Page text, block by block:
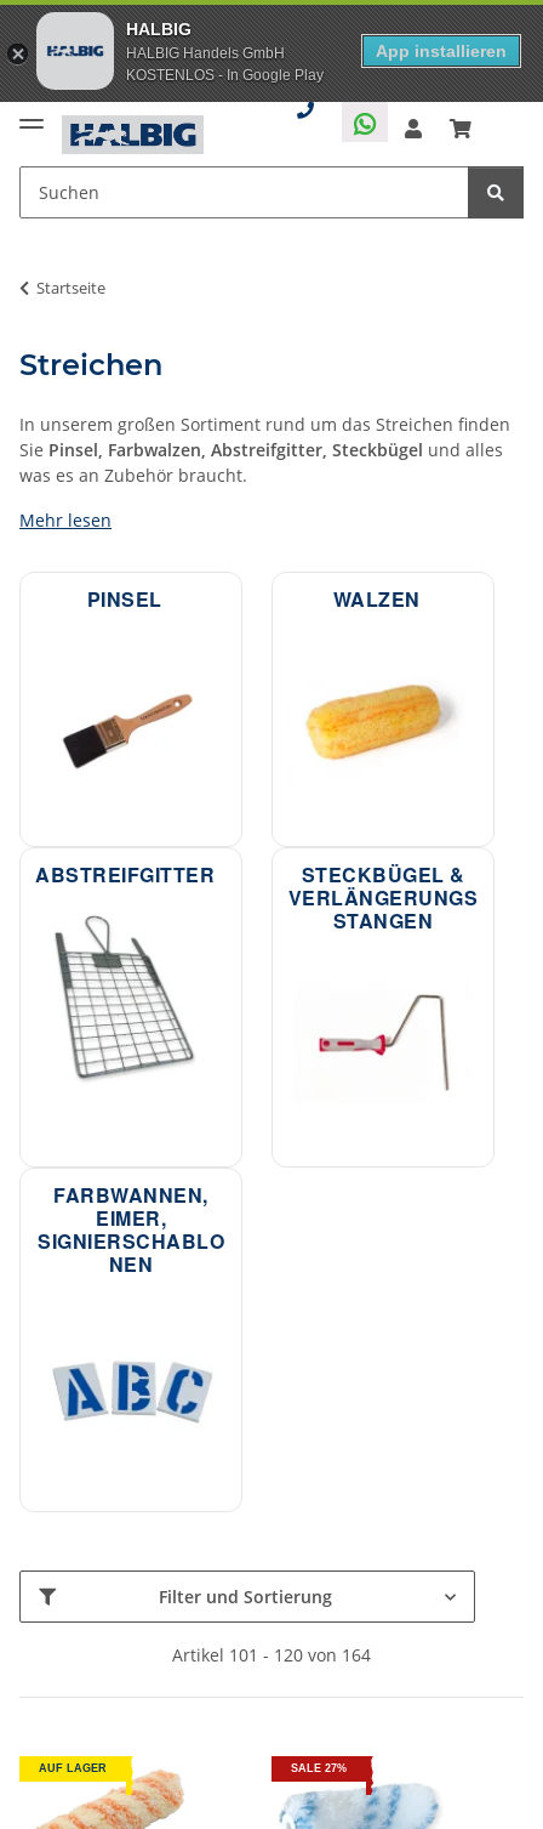
HALBIG
HALBIG Handels GmbH
KOSTENLOS - In Google Play
App installieren
Startseite
Streichen
In unserem großen Sortiment rund um das Streichen finden
Sie Pinsel, Farbwalzen, Abstreifgitter, Steckbügel und alles
was es an Zubehör braucht.
Mehr lesen
PINSEL WALZEN
ABSTREIFGITTER
STECKBÜGEL &
VERLÄNGERUNGS
STANGEN
FARBWANNEN,
EIMER,
SIGNIERSCHABLO
NEN
Filter und Sortierung
Artikel 101 - 120 von 164
AUF LAGER SALE 27%